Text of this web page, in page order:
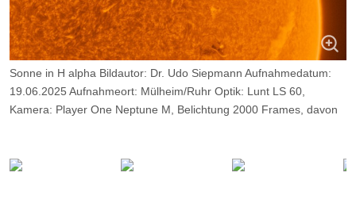
Sonne in H alpha Bildautor: Dr. Udo Siepmann Aufnahmedatum:
19.06.2025 Aufnahmeort: Mülheim/Ruhr Optik: Lunt LS 60,
Kamera: Player One Neptune M, Belichtung 2000 Frames, davon